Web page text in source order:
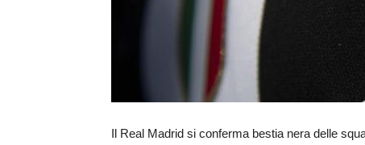
Il Real Madrid si conferma bestia nera delle